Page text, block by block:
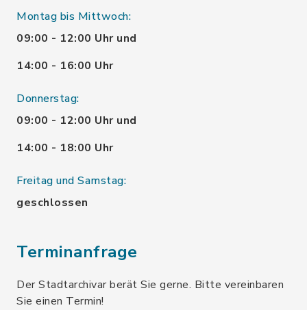
Montag bis Mittwoch:
09:00 - 12:00 Uhr und
14:00 - 16:00 Uhr
Donnerstag:
09:00 - 12:00 Uhr und
14:00 - 18:00 Uhr
Freitag und Samstag:
geschlossen
Terminanfrage
Der Stadtarchivar berät Sie gerne. Bitte vereinbaren
Sie einen Termin!